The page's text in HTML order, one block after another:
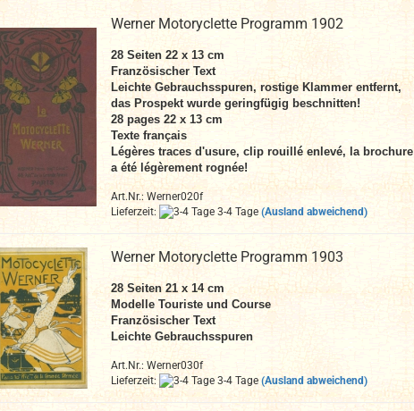
Werner Motoryclette Programm 1902
28 Seiten 22 x 13 cm
Französischer Text
Leichte Gebrauchsspuren, rostige Klammer entfernt,
das Prospekt wurde geringfügig beschnitten!
28 pages 22 x 13 cm
Texte français
Légères traces d'usure, clip rouillé enlevé, la brochure
a été légèrement rognée!
Art.Nr.: Werner020f
Lieferzeit:
3-4 Tage (Ausland abweichend)
Werner Motoryclette Programm 1903
28Seiten21 x 14 cm
Modelle Touriste und Course
Französischer Text
Leichte Gebrauchsspuren
Art.Nr.: Werner030f
Lieferzeit:
3-4 Tage (Ausland abweichend)